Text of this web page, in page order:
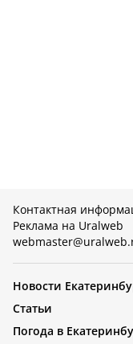
Контактная
Реклама на Uralweb
Новости
Статьи
Погода в